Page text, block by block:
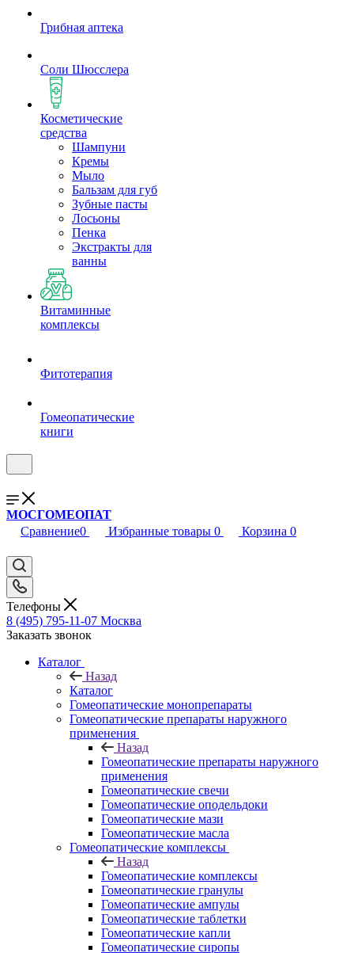
Грибная аптека
Соли Шюсслера
Косметические
средства
Шампуни
Кремы
Мыло
Бальзам для губ
Зубные пасты
Лосьоны
Пенка
Экстракты для
ванны
Витаминные
комплексы
Фитотерапия
Гомеопатические
книги
МОСГОМЕОПАТ
Сравнение0 Избранные товары 0 Корзина 0
Телефоны
8 (495) 795-11-07 Москва
Заказать звонок
Каталог
Назад
Каталог
Гомеопатические монопрепараты
Гомеопатические препараты наружного
применения
Назад
Гомеопатические препараты наружного
применения
Гомеопатические свечи
Гомеопатические оподельдоки
Гомеопатические мази
Гомеопатические масла
Гомеопатические комплексы
Назад
Гомеопатические комплексы
Гомеопатические гранулы
Гомеопатические ампулы
Гомеопатические таблетки
Гомеопатические капли
Гомеопатические сиропы